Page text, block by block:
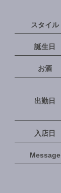
スタイル
誕生日
お酒
出勤日
入店日
Message